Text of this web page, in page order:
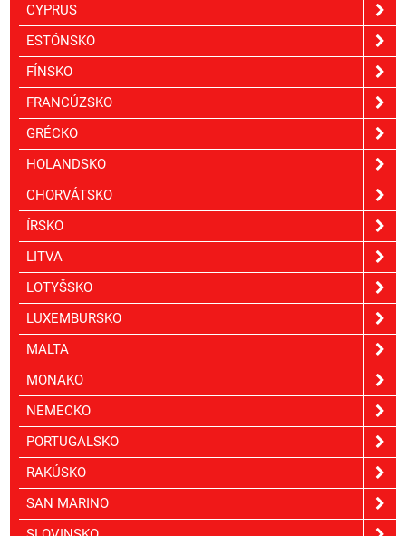
CYPRUS
ESTÓNSKO
FÍNSKO
FRANCÚZSKO
GRÉCKO
HOLANDSKO
CHORVÁTSKO
ÍRSKO
LITVA
LOTYŠSKO
LUXEMBURSKO
MALTA
MONAKO
NEMECKO
PORTUGALSKO
RAKÚSKO
SAN MARINO